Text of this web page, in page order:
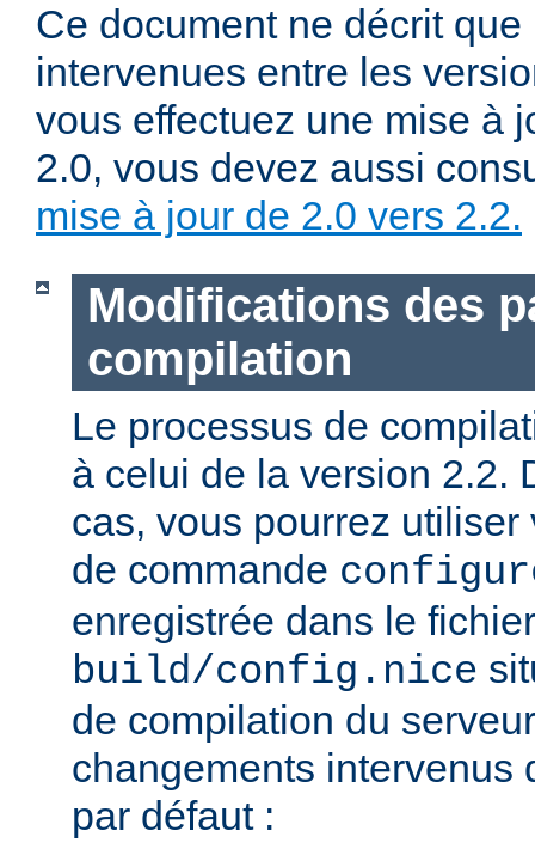
Ce document ne décrit
intervenues entre les
vous effectuez une mise à
2.0, vous devez aussi
mise à jour de 2.0 vers 2.2.
Modifications des
compilation
Le processus de
à celui de la version 2.2.
cas, vous pourrez
de commande
enregistrée dans le fichier
build/config.nice
de compilation du
changements intervenus
par défaut :